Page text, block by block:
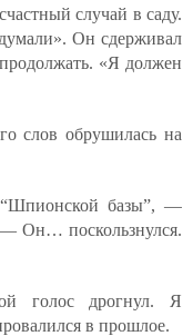
случай в саду.
Он сдерживал
«Я должен
слов обрушилась на
базы”, —
— Он… поскользнулся.
голос дрогнул. Я
в прошлое.